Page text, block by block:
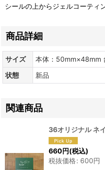
シールの上からジェルコーティ
商品詳細
サイズ
本体：50mm×48mm
状態
新品
関連商品
36オリジナル ネ
660円(税込)
税抜価格: 600円